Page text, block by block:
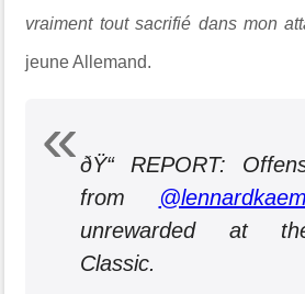
vraiment tout sacrifié dans mon
jeune Allemand.
ðŸ“ REPORT:
from
unrewarded at
Classic.